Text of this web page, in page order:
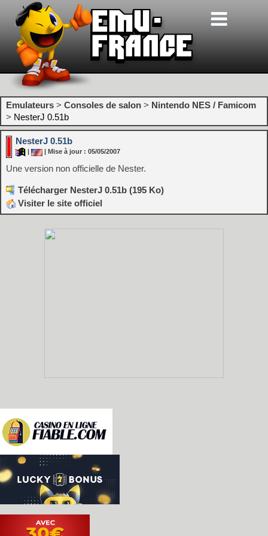
Emulateurs > Consoles de salon > Nintendo NES / Famicom
> NesterJ 0.51b
NesterJ 0.51b
| Mise à jour : 05/05/2007
Une version non officielle de Nester.
Télécharger NesterJ 0.51b (195 Ko)
Visiter le site officiel